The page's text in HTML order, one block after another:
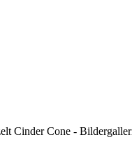
Cinder Cone -